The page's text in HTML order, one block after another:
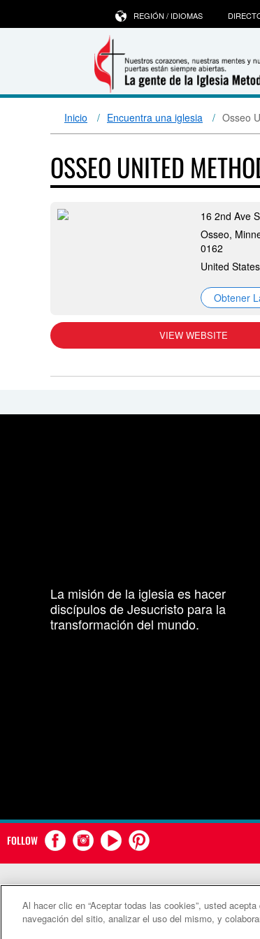
REGIÓN / IDIOMAS
Inicio Encuentra una iglesia Osseo
OSSEO UNITED
16 2nd Ave
Osseo,
0162
United States
Obtener
VIEW WEBSITE
La misión de la iglesia es hacer
discípulos de Jesucristo para la
transformación del mundo.
FOLLOW
Al hacer clic en “Aceptar todas las cookies”, usted
navegación del sitio, analizar el uso del mismo, y